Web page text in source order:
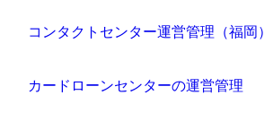
コンタクトセンター運営管理（福岡）
カードローンセンターの運営管理